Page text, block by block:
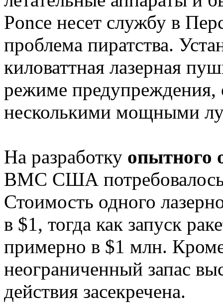
Ponce несет службу в
проблема пиратства.
киловаттная лазерная
режиме предупреждения,
несколькими мощными
На разработку опытного
ВМС США потребовалось
Стоимость одного
в $1, тогда как запуск
примерно в $1 млн.
неограниченный запас
действия засекречена.